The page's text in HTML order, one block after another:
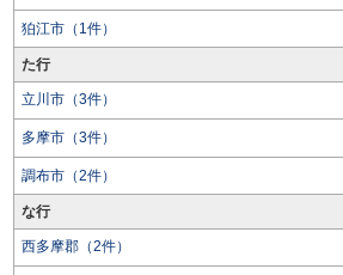
狛江市（1件）
た行
立川市（3件）
多摩市（3件）
調布市（2件）
な行
西多摩郡（2件）